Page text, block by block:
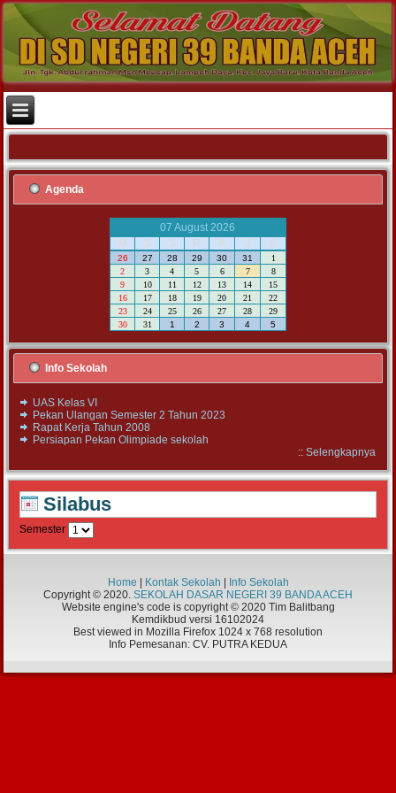
Agenda
07 August 2026
M
S S R K J S
26 27 28 29 30 31
1
2
3 4 5 6 7
8
9
10 11 12 13 14
15
16
17 18 19 20 21
22
23
24 25 26 27 28
29
30
31 1 2 3 4 5
Info Sekolah
UAS Kelas VI
Pekan Ulangan Semester 2 Tahun 2023
Rapat Kerja Tahun 2008
Persiapan Pekan Olimpiade sekolah
:: Selengkapnya
Silabus
Semester
Home Kontak Sekolah
Info Sekolah
Copyright © 2020. SEKOLAH DASAR NEGERI 39 BANDA ACEH
Website engine's code is copyright © 2020 Tim Balitbang
Kemdikbud versi 16102024
Best viewed in Mozilla Firefox 1024 x 768 resolution
Info Pemesanan: CV. PUTRA KEDUA